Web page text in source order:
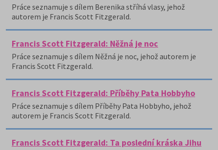
Práce seznamuje s dílem Berenika stříhá vlasy, jehož
autorem je Francis Scott Fitzgerald.
Francis Scott Fitzgerald: Něžná je noc
Práce seznamuje s dílem Něžná je noc, jehož autorem je
Francis Scott Fitzgerald.
Francis Scott Fitzgerald: Příběhy Pata Hobbyho
Práce seznamuje s dílem Příběhy Pata Hobbyho, jehož
autorem je Francis Scott Fitzgerald.
Francis Scott Fitzgerald: Ta poslední kráska Jihu